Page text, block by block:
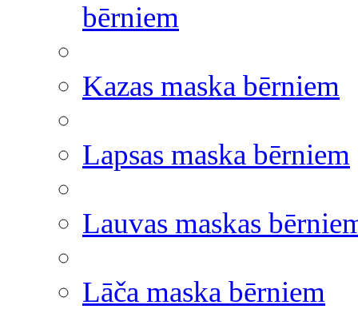
bērniem
Kazas maska bērniem
Lapsas maska bērniem
Lauvas maskas
Lāča maska bērniem